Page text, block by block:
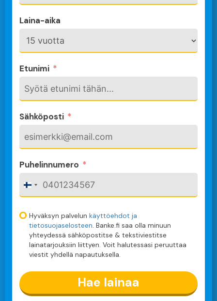
Laina-aika
Etunimi
Sähköposti
Puhelinnumero
F
i
a
n
d
+
5
Hyväksyn palvelun käyttöehdot ja
tietosuojaselosteen. Banke.fi saa olla minuun
yhteydessä sähköpostitse & tekstiviestitse
lainatarjouksiin liittyen. Voit halutessasi peruuttaa
viestit yhdellä napautuksella.
Hae lainaa